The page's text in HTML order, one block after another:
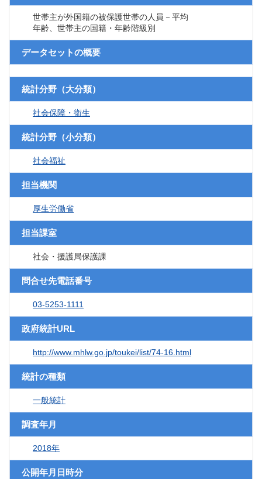
世帯主が外国籍の被保護世帯の人員－平均
年齢、世帯主の国籍・年齢階級別
データセットの概要
統計分野（大分類）
社会保障・衛生
統計分野（小分類）
社会福祉
担当機関
厚生労働省
担当課室
社会・援護局保護課
問合せ先電話番号
03-5253-1111
政府統計URL
http://www.mhlw.go.jp/toukei/list/74-16.html
統計の種類
一般統計
調査年月
2018年
公開年月日時分